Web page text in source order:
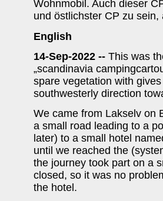
Wohnmobil. Auch dieser
und östlichster CP zu
English
14-Sep-2022 -- This was
„scandinavia
spare vegetation with
southwesterly direction
We came from Lakselv on
a small road leading to a
later) to a small hotel
until we reached the
the journey took part on a
closed, so it was no
the hotel.